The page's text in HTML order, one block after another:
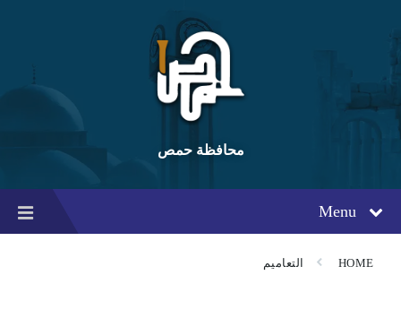
content
main
navigation
footer
محافظة حمص
Menu
HOME التعاميم